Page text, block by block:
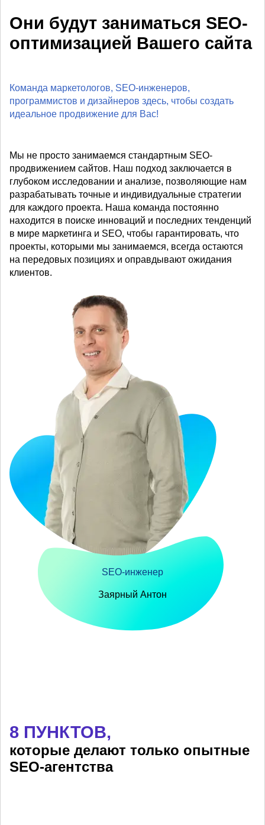
Они будут заниматься SEO-
оптимизацией Вашего сайта
Команда маркетологов, SEO-инженеров,
программистов и дизайнеров здесь, чтобы создать
идеальное продвижение для Вас!
Мы не просто занимаемся стандартным SEO-
продвижением сайтов. Наш подход заключается в
глубоком исследовании и анализе, позволяющие нам
разрабатывать точные и индивидуальные стратегии
для каждого проекта. Наша команда постоянно
находится в поиске инноваций и последних тенденций
в мире маркетинга и SEO, чтобы гарантировать, что
проекты, которыми мы занимаемся, всегда остаются
на передовых позициях и оправдывают ожидания
клиентов.
SEO-инженер
Заярный Антон
8 ПУНКТОВ,
которые делают только опытные
SEO-агентства